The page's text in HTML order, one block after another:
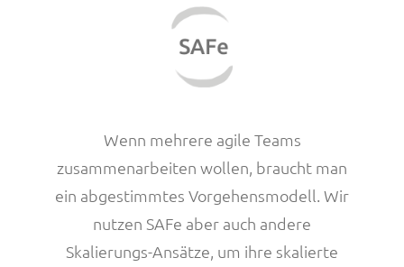
Wenn mehrere agile Teams
zusammenarbeiten wollen, braucht man
ein abgestimmtes Vorgehensmodell. Wir
nutzen SAFe aber auch andere
Skalierungs-Ansätze, um ihre skalierte